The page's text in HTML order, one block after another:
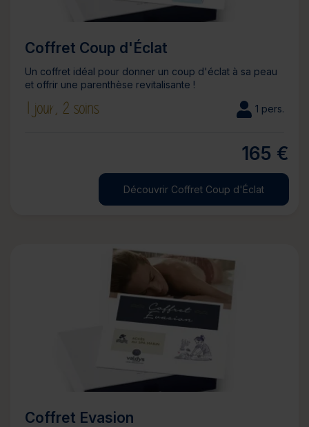
Coffret Coup d'Éclat
Un coffret idéal pour donner un coup d'éclat à sa peau
et offrir une parenthèse revitalisante !
1 jour, 2 soins 1 pers.
165 €
Découvrir Coffret Coup d'Éclat
Coffret Evasion